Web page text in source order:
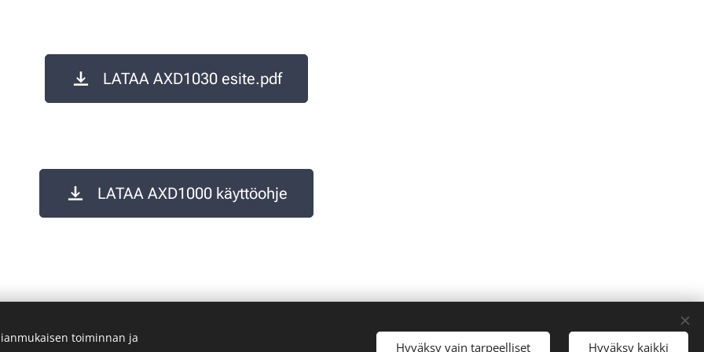
LATAA AXD1030 esite.pdf
LATAA AXD1000 käyttöohje
Evästeet
toiminnan ja
Hyväksy vain tarpeelliset Hyväksy kaikki